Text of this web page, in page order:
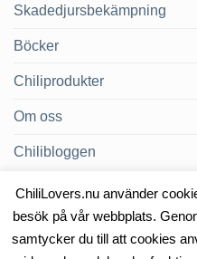
Skadedjursbekämpning
Böcker
Chiliprodukter
Om oss
Chilibloggen
OM OSS
Copyright 2026
ChiliLovers.nu använder
besök på vår webbplats.
samtycker du till att cookies